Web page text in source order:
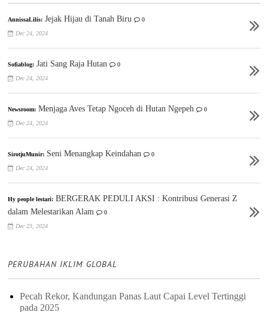
AnnissaLilis: Jejak Hijau di Tanah Biru 0
Dec 24, 2024
Sofiablog: Jati Sang Raja Hutan 0
Dec 24, 2024
Newsroom: Menjaga Aves Tetap Ngoceh di Hutan Ngepeh 0
Dec 24, 2024
SirotjuMunir: Seni Menangkap Keindahan 0
Dec 24, 2024
Hy people lestari: BERGERAK PEDULI AKSI : Kontribusi Generasi Z
dalam Melestarikan Alam
0
Dec 23, 2024
PERUBAHAN IKLIM GLOBAL
Pecah Rekor, Kandungan Panas Laut Capai Level Tertinggi
pada 2025